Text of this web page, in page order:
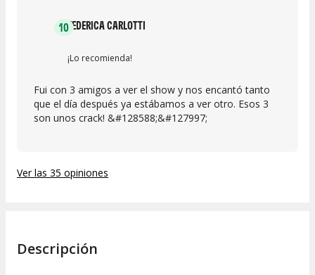
10FEDERICA CARLOTTI
¡Lo recomienda!
Fui con 3 amigos a ver el show y nos encantó tanto
que el día después ya estábamos a ver otro. Esos 3
son unos crack! &#128588;&#127997;
Ver las 35 opiniones
Descripción